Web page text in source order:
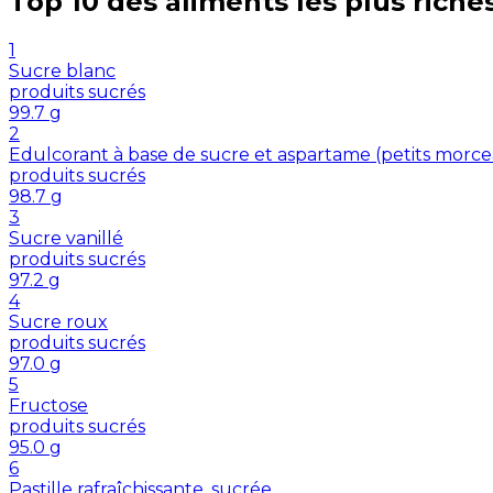
1
Sucre blanc
produits sucrés
99.7 g
2
Edulcorant à base de sucre et aspartame (petits
produits sucrés
98.7 g
3
Sucre vanillé
produits sucrés
97.2 g
4
Sucre roux
produits sucrés
97.0 g
5
Fructose
produits sucrés
95.0 g
6